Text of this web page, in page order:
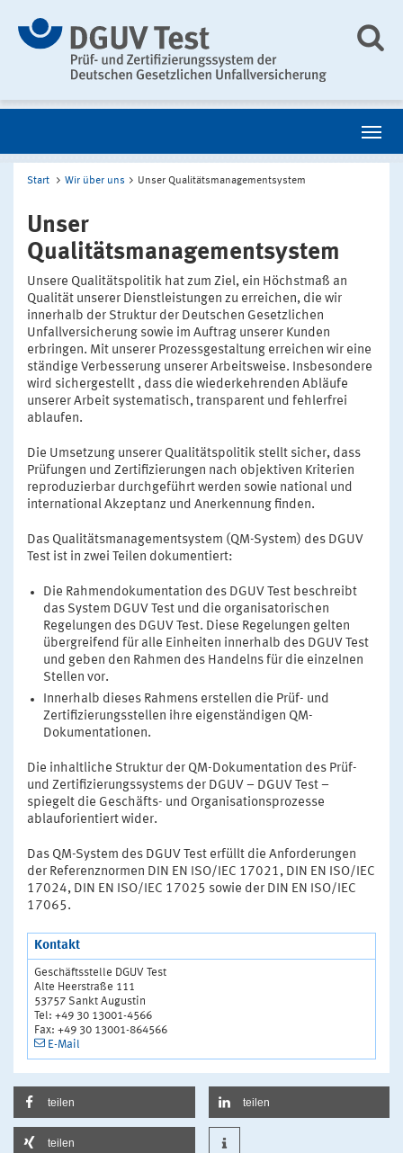
Start Wir über uns Unser Qualitätsmanagementsystem
Unser
Qualitätsmanagementsystem
Unsere Qualitätspolitik hat zum Ziel, ein Höchstmaß an
Qualität unserer Dienstleistungen zu erreichen, die wir
innerhalb der Struktur der Deutschen Gesetzlichen
Unfallversicherung sowie im Auftrag unserer Kunden
erbringen. Mit unserer Prozessgestaltung erreichen wir eine
ständige Verbesserung unserer Arbeitsweise. Insbesondere
wird sichergestellt , dass die wiederkehrenden Abläufe
unserer Arbeit systematisch, transparent und fehlerfrei
ablaufen.
Die Umsetzung unserer Qualitätspolitik stellt sicher, dass
Prüfungen und Zertifizierungen nach objektiven Kriterien
reproduzierbar durchgeführt werden sowie national und
international Akzeptanz und Anerkennung finden.
Das Qualitätsmanagementsystem (QM-System) des DGUV
Test ist in zwei Teilen dokumentiert:
Die Rahmendokumentation des DGUV Test beschreibt
das System DGUV Test und die organisatorischen
Regelungen des DGUV Test. Diese Regelungen gelten
übergreifend für alle Einheiten innerhalb des DGUV Test
und geben den Rahmen des Handelns für die einzelnen
Stellen vor.
Innerhalb dieses Rahmens erstellen die Prüf- und
Zertifizierungsstellen ihre eigenständigen QM-
Dokumentationen.
Die inhaltliche Struktur der QM-Dokumentation des Prüf-
und Zertifizierungssystems der DGUV – DGUV Test –
spiegelt die Geschäfts- und Organisationsprozesse
ablauforientiert wider.
Das QM-System des DGUV Test erfüllt die Anforderungen
der Referenznormen DIN EN ISO/IEC 17021, DIN EN ISO/IEC
17024, DIN EN ISO/IEC 17025 sowie der DIN EN ISO/IEC
17065.
Kontakt
Geschäftsstelle DGUV Test
Alte Heerstraße 111
53757 Sankt Augustin
Tel: +49 30 13001-4566
Fax: +49 30 13001-864566
E-Mail
teilen teilen
teilen